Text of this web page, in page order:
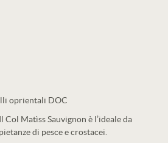
oprientali DOC
Il Col Matìss Sauvignon è l’ideale da
di pesce e crostacei.